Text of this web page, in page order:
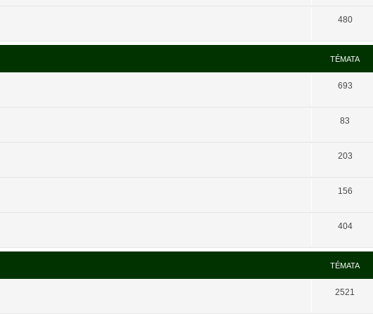
480
TÉMATA
693
83
203
156
404
TÉMATA
2521